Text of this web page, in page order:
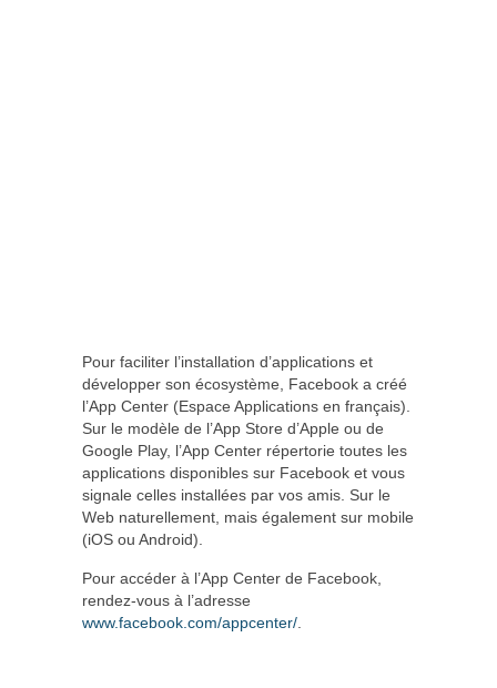
Pour faciliter l’installation d’applications et
développer son écosystème, Facebook a créé
l’App Center (Espace Applications en français).
Sur le modèle de l’App Store d’Apple ou de
Google Play, l’App Center répertorie toutes les
applications disponibles sur Facebook et vous
signale celles installées par vos amis. Sur le
Web naturellement, mais également sur mobile
(iOS ou Android).
Pour accéder à l’App Center de Facebook,
rendez-vous à l’adresse
www.facebook.com/appcenter/